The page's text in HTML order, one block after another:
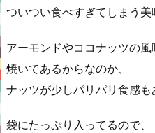
ついつい食べすぎてしまう美
アーモンドやココナッツの風
焼いてあるからなのか、
ナッツが少しパリパリ食感も
袋にたっぷり入ってるので、